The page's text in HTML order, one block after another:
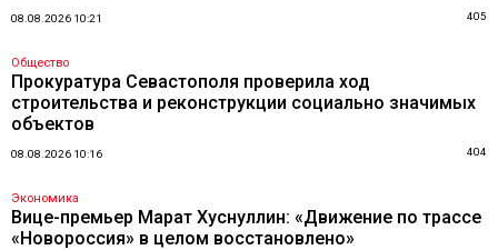
08.08.2026 10:21 405
Общество
Прокуратура Севастополя проверила ход
строительства и реконструкции социально значимых
объектов
08.08.2026 10:16 404
Экономика
Вице-премьер Марат Хуснуллин: «Движение по трассе
«Новороссия» в целом восстановлено»